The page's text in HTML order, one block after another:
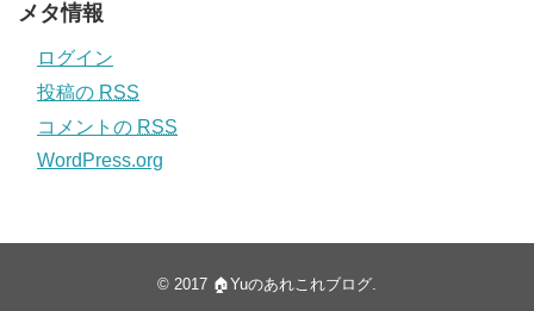
メタ情報
ログイン
投稿の RSS
コメントの RSS
WordPress.org
© 2017 🏠Yuのあれこれブログ.